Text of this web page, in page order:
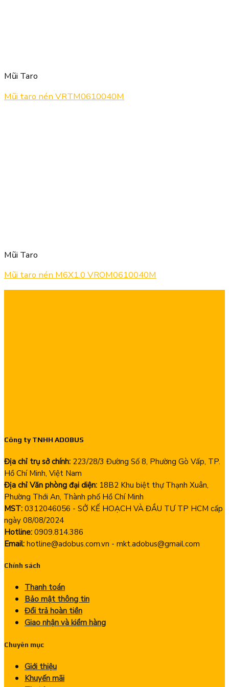
Mũi Taro
Mũi taro nén VRTM0610040M
Mũi Taro
Mũi taro nén M6X1.0 VROM0610040M
Công ty TNHH ADOBUS
Địa chỉ trụ sở chính: 223/28/3 Đường Số 8, Phường Gò Vấp, TP.
Hồ Chí Minh, Việt Nam
Địa chỉ Văn phòng đại diện: 18B2 Khu biệt thự Thạnh Xuân,
Phường Thới An, Thành phố Hồ Chí Minh
MST: 0312046056 - SỞ KẾ HOẠCH VÀ ĐẦU TƯ TP HCM cấp
ngày 08/08/2024
Hotline: 0909.814.386
Email: hotline@adobus.com.vn - mkt.adobus@gmail.com
Chính sách
Thanh toán
Bảo mật thông tin
Đổi trả hoàn tiền
Giao nhận và kiểm hàng
Chuyên mục
Giới thiệu
Khuyến mãi